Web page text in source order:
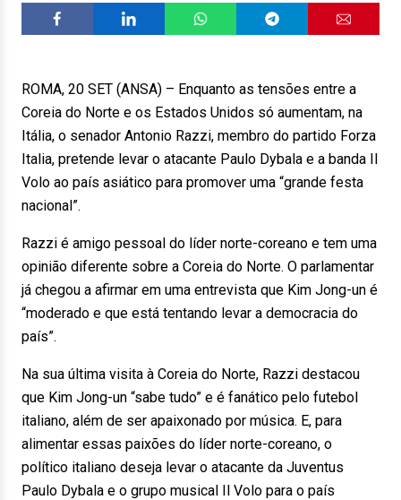
ROMA, 20 SET (ANSA) – Enquanto as tensões entre a
Coreia do Norte e os Estados Unidos só aumentam, na
Itália, o senador Antonio Razzi, membro do partido Forza
Italia, pretende levar o atacante Paulo Dybala e a banda Il
Volo ao país asiático para promover uma “grande festa
nacional”.
Razzi é amigo pessoal do líder norte-coreano e tem uma
opinião diferente sobre a Coreia do Norte. O parlamentar
já chegou a afirmar em uma entrevista que Kim Jong-un é
“moderado e que está tentando levar a democracia do
país”.
Na sua última visita à Coreia do Norte, Razzi destacou
que Kim Jong-un “sabe tudo” e é fanático pelo futebol
italiano, além de ser apaixonado por música. E, para
alimentar essas paixões do líder norte-coreano, o
político italiano deseja levar o atacante da Juventus
Paulo Dybala e o grupo musical Il Volo para o país